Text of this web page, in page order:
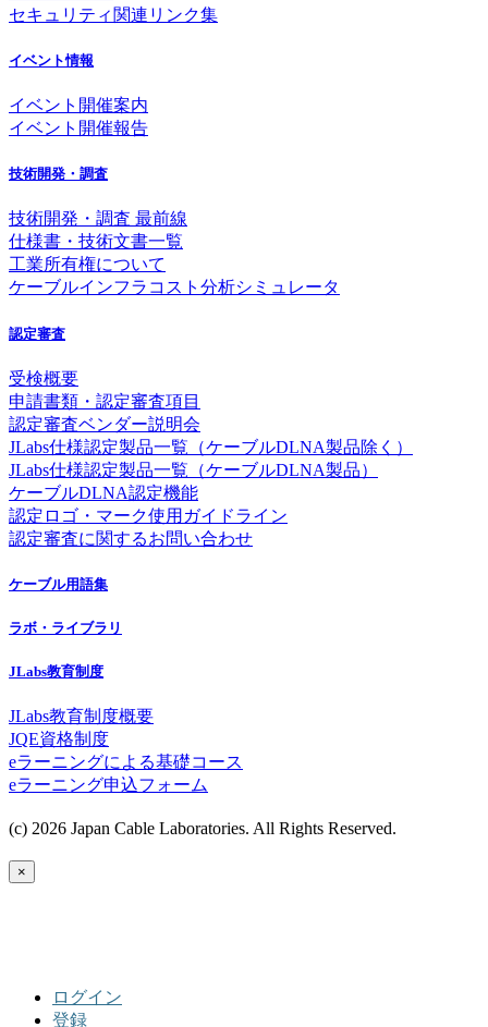
セキュリティ関連リンク集
イベント情報
イベント開催案内
イベント開催報告
技術開発・調査
技術開発・調査 最前線
仕様書・技術文書一覧
工業所有権について
ケーブルインフラコスト分析シミュレータ
認定審査
受検概要
申請書類・認定審査項目
認定審査ベンダー説明会
JLabs仕様認定製品一覧（ケーブルDLNA製品除く）
JLabs仕様認定製品一覧（ケーブルDLNA製品）
ケーブルDLNA認定機能
認定ロゴ・マーク使用ガイドライン
認定審査に関するお問い合わせ
ケーブル用語集
ラボ・ライブラリ
JLabs教育制度
JLabs教育制度概要
JQE資格制度
eラーニングによる基礎コース
eラーニング申込フォーム
(c) 2026 Japan Cable Laboratories. All Rights Reserved.
×
ログイン
登録